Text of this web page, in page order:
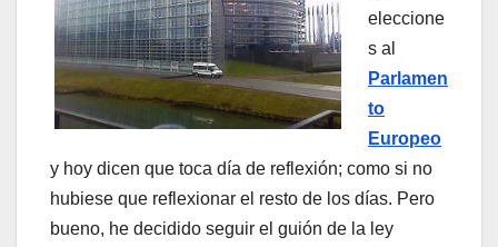
eleccione
s al
Parlamen
to
Europeo
y hoy dicen que toca dí­a de reflexión; como si no
hubiese que reflexionar el resto de los dí­as. Pero
bueno, he decidido seguir el guión de la ley